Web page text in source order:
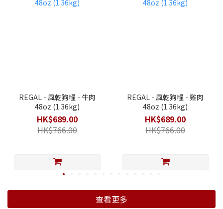
REGAL - 風乾狗糧 - 牛肉
48oz (1.36kg)
HK$689.00
HK$766.00
REGAL - 風乾狗糧 - 雞肉
48oz (1.36kg)
HK$689.00
HK$766.00
查看更多